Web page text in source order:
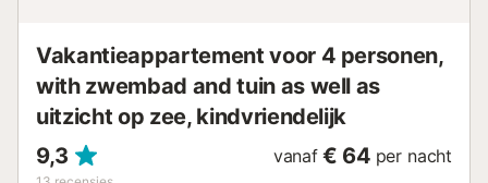
urbanisatie met e...
Vakantieappartement voor 4 personen,
with zwembad and tuin as well as
uitzicht op zee, kindvriendelijk
9,3
vanaf € 64 per nacht